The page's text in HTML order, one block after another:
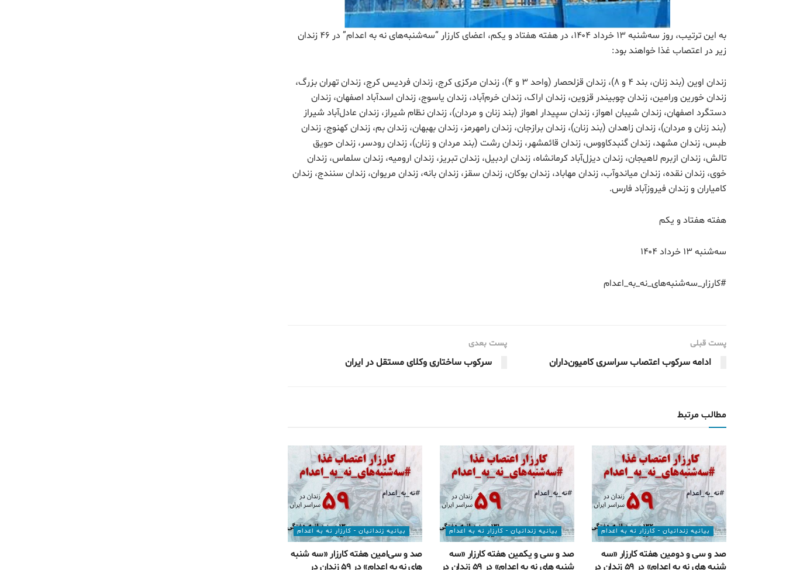
به این ترتیب، روز سه‌شنبه ۱۳ خرداد ۱۴۰۴، در هفته هفتاد و یکم، اعضای کارزار “سه‌شنبه‌های نه به اعدام” در ۴۶ زندان
زیر در اعتصاب غذا خواهند بود:
زندان اوین (بند زنان، بند ۴ و ۸)، زندان قزلحصار (واحد ۳ و ۴)، زندان مرکزی کرج، زندان فردیس کرج، زندان تهران بزرگ،
زندان خورین ورامین، زندان چوبیندر قزوین، زندان اراک، زندان خرم‌آباد، زندان یاسوج، زندان اسدآباد اصفهان، زندان
دستگرد اصفهان، زندان شیبان اهواز، زندان سپیدار اهواز (بند زنان و مردان)، زندان نظام شیراز، زندان عادل‌آباد شیراز
(بند زنان و مردان)، زندان زاهدان (بند زنان)، زندان برازجان، زندان رامهرمز، زندان بهبهان، زندان بم، زندان کهنوج، زندان
طبس، زندان مشهد، زندان گنبدکاووس، زندان قائمشهر، زندان رشت (بند مردان و زنان)، زندان رودسر، زندان حویق
تالش، زندان ازبرم لاهیجان، زندان دیزل‌آباد کرمانشاه، زندان اردبیل، زندان تبریز، زندان ارومیه، زندان سلماس، زندان
خوی، زندان نقده، زندان میاندوآب، زندان مهاباد، زندان بوکان، زندان سقز، زندان بانه، زندان مریوان، زندان سنندج، زندان
کامیاران و زندان فیروزآباد فارس.
هفته هفتاد و یکم
سه‌شنبه ۱۳ خرداد ۱۴۰۴
#کارزار_سه‌شنبه‌های_نه_به_اعدام
پست قبلی
ادامه سرکوب اعتصاب سراسری کامیون‌داران
پست بعدی
سرکوب ساختاری وکلای مستقل در ایران
مطالب مرتبط
بیانیه زندانیان - کارزار نه به اعدام
صد و سی و دومین هفته کارزار «سه
شنبه های نه به اعدام» در ۵۹ زندان در
بیانیه زندانیان - کارزار نه به اعدام
صد و سی و یکمین هفته کارزار «سه
شنبه های نه به اعدام» در ۵۹ زندان در
بیانیه زندانیان - کارزار نه به اعدام
صد و سی‌امین هفته کارزار «سه شنبه
های نه به اعدام» در ۵۹ زندان در